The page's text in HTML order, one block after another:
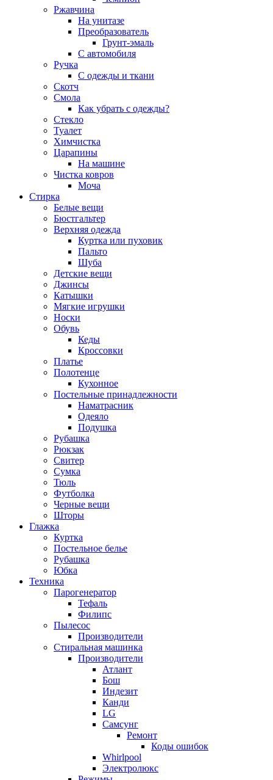
Ржавчина
На унитазе
Преобразователь
Грунт-эмаль
С автомобиля
Ручка
С одежды и ткани
Скотч
Смола
Как убрать с одежды?
Стекло
Туалет
Химчистка
Царапины
На машине
Чистка ковров
Моча
Стирка
Белые вещи
Бюстгальтер
Верхняя одежда
Куртка или пуховик
Пальто
Шуба
Детские вещи
Джинсы
Катышки
Мягкие игрушки
Носки
Обувь
Кеды
Кроссовки
Платье
Полотенце
Кухонное
Постельные принадлежности
Наматрасник
Одеяло
Подушка
Рубашка
Рюкзак
Свитер
Сумка
Тюль
Футболка
Черные вещи
Шторы
Глажка
Куртка
Постельное белье
Рубашка
Юбка
Техника
Парогенератор
Тефаль
Филипс
Пылесос
Производители
Стиральная машинка
Производители
Атлант
Бош
Индезит
Канди
LG
Самсунг
Ремонт
Коды ошибок
Whirlpool
Электролюкс